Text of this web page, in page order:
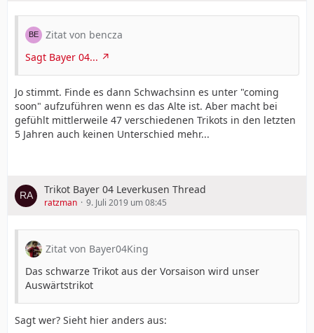
Zitat von bencza
Sagt Bayer 04...
Jo stimmt. Finde es dann Schwachsinn es unter "coming
soon" aufzuführen wenn es das Alte ist. Aber macht bei
gefühlt mittlerweile 47 verschiedenen Trikots in den letzten
5 Jahren auch keinen Unterschied mehr...
Trikot Bayer 04 Leverkusen Thread
ratzman 9. Juli 2019 um 08:45
Zitat von Bayer04King
Das schwarze Trikot aus der Vorsaison wird unser
Auswärtstrikot
Sagt wer? Sieht hier anders aus: